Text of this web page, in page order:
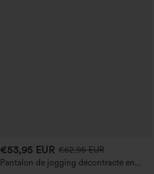
€53,95 EUR €62,95 EUR
Pantalon de jogging décontracté en